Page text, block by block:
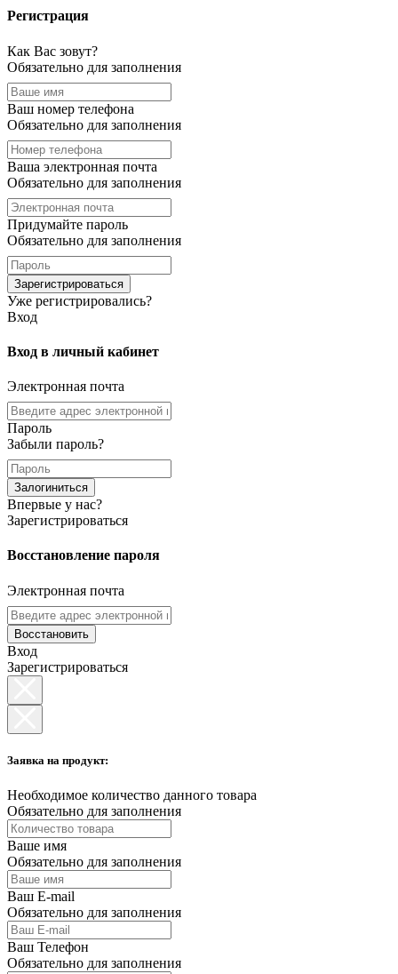
Регистрация
Как Вас зовут?
Обязательно для заполнения
Ваш номер телефона
Обязательно для заполнения
Ваша электронная почта
Обязательно для заполнения
Придумайте пароль
Обязательно для заполнения
Зарегистрироваться
Уже регистрировались?
Вход
Вход в личный кабинет
Электронная почта
Пароль
Забыли пароль?
Залогиниться
Впервые у нас?
Зарегистрироваться
Восстановление пароля
Электронная почта
Восстановить
Вход
Зарегистрироваться
Заявка на продукт:
Необходимое количество данного товара
Обязательно для заполнения
Ваше имя
Обязательно для заполнения
Ваш E-mail
Обязательно для заполнения
Ваш Телефон
Обязательно для заполнения